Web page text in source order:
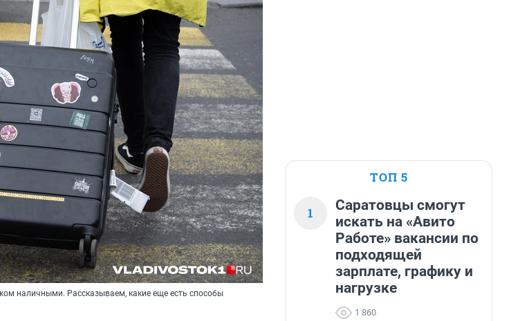
наличными. Рассказываем, какие еще есть способы
ТОП 5
1
Саратовцы смогут
искать на «Авито
Работе» вакансии по
подходящей
зарплате, графику и
нагрузке
1 860